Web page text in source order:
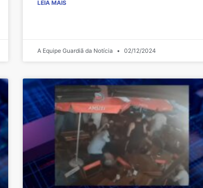
LEIA MAIS
A Equipe Guardiã da Notícia 02/12/2024